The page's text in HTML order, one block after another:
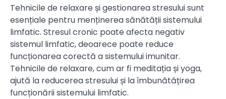
Tehnicile de relaxare și gestionarea stresului sunt
esențiale pentru menținerea sănătății sistemului
limfatic. Stresul cronic poate afecta negativ
sistemul limfatic, deoarece poate reduce
funcționarea corectă a sistemului imunitar.
Tehnicile de relaxare, cum ar fi meditația și yoga,
ajută la reducerea stresului și la îmbunătățirea
funcționării sistemului limfatic.